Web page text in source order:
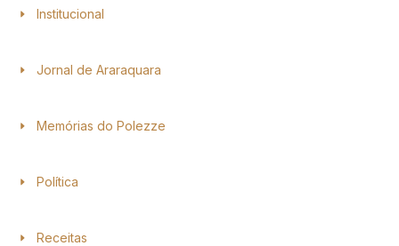
Institucional
Jornal de Araraquara
Memórias do Polezze
Política
Receitas